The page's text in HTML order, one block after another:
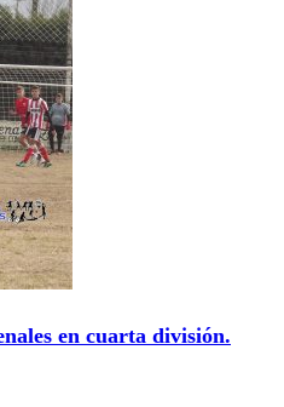
en cuarta división.